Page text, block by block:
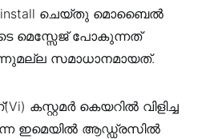
ചെയ്തു മൊബൈൽ
മെസ്സേജ് പോകുന്നത്
സമാധാനമായത്.
കെയറിൽ വിളിച്ച
ഇമെയിൽ ആഡ്ഡ്രസിൽ